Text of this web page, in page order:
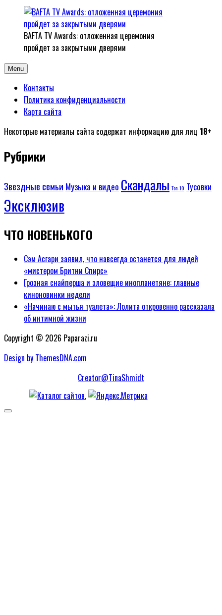
BAFTA TV Awards: отложенная церемония
пройдет за закрытыми дверями
Menu
Контакты
Политика конфиденциальности
Карта сайта
Некоторые материалы сайта содержат информацию для лиц 18+
Рубрики
Звездные семьи Музыка и видео Скандалы Топ-10 Тусовки
Эксклюзив
ЧТО НОВЕНЬКОГО
Сэм Асгари заявил, что навсегда останется для людей
«мистером Бритни Спирс»
Грозная снайперша и зловещие инопланетяне: главные
киноновинки недели
«Начинаю с мытья туалета»: Лолита откровенно рассказала
об интимной жизни
Copyright © 2026 Paparazi.ru
Design by ThemesDNA.com
Creator@TinaShmidt
Scroll